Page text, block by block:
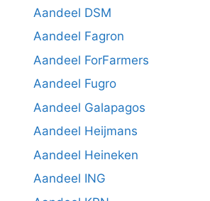
Aandeel DSM
Aandeel Fagron
Aandeel ForFarmers
Aandeel Fugro
Aandeel Galapagos
Aandeel Heijmans
Aandeel Heineken
Aandeel ING